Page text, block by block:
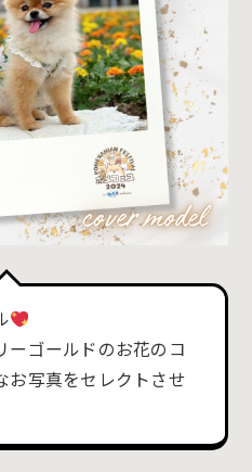
ゴールドのお花のコ
お写真をセレクトさせ